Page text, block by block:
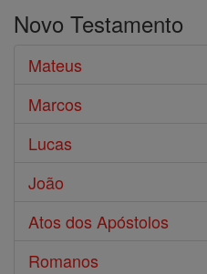
Bíblia
Novo Testamento
Mateus
Marcos
Lucas
João
Atos dos Apóstolos
Romanos